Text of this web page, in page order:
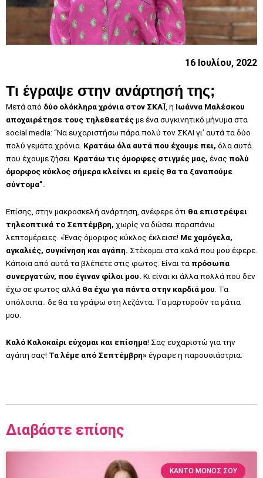
16 Ιουλίου, 2022
Τι έγραψε στην ανάρτησή της;
Μετά από δύο ολόκληρα χρόνια στον ΣΚΑΪ, η Ιωάννα Μαλέσκου
αποχαιρέτησε τους τηλεθεατέςμε ένα συγκινητικό μήνυμα στα
social media: “Να ευχαριστήσω πάρα πολύ τον ΣΚΑΙ γι’ αυτά τα δύο
πολύ γεμάτα χρόνια. Κρατάω όλα αυτά που έχουμε πει, όλα αυτά
που έχουμε ζήσει. Κρατάω τις όμορφες στιγμές μας, ένας πολύ
όμορφος κύκλος σήμερα κλείνει κι εμείς θα τα ξαναπούμε
σύντομα”.
Επίσης, στην μακροσκελή ανάρτηση, ανέφερε ότι θα επιστρέψει
τηλεοπτικά το Σεπτέμβρη, χωρίς να δώσει παραπάνω
λεπτομέρειες. «Ένας όμορφος κύκλος έκλεισε! Με χαμόγελα,
αγκαλιές, συγκίνηση και αγάπη. Στέκομαι στα καλά που μου έφερε.
Κάποια από αυτά τα βλέπετε στις φωτος. Είναι τα πρόσωπα
συνεργατών, που έγιναν φίλοι μου. Κι είναι κι άλλα πολλά που δεν
έχω σε φωτος αλλά θα έχω για πάντα στην καρδιά μου. Τα
υπόλοιπα.. δε θα τα γράψω στη λεζάντα. Τα μαρτυρούν τα μάτια
μου.
Καλό Καλοκαίρι εύχομαι και επίσημα! Σας ευχαριστώ για την
αγάπη σας! Τα λέμε από Σεπτέμβρη»έγραψε η παρουσιάστρια.
Διαβάστε επίσης
ΚΆΝΤΟ ΜΌΝΟΣ ΣΟΥ